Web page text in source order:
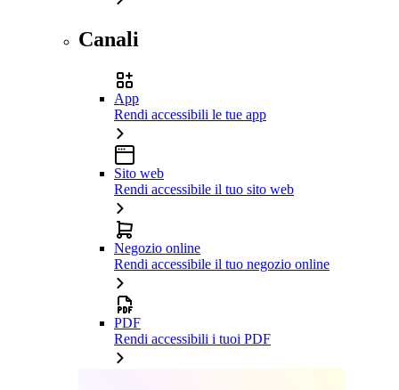
Canali
App
Rendi accessibili le tue app
Sito web
Rendi accessibile il tuo sito web
Negozio online
Rendi accessibile il tuo negozio online
PDF
Rendi accessibili i tuoi PDF